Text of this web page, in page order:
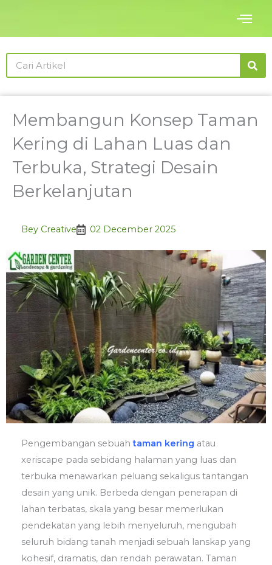
content
Search
Membangun Konsep Taman
Kering di Lahan Luas dan
Terbuka, Strategi Desain
Berkelanjutan
Bey Creative 02 December 2025
Pengembangan sebuahtaman kering atau
xeriscape pada sebidang halaman yang luas dan
terbuka menawarkan peluang sekaligus tantangan
desain yang unik. Berbeda dengan penerapan di
lahan terbatas, skala yang besar memerlukan
pendekatan yang lebih menyeluruh, mengubah
seluruh bidang tanah menjadi sebuah lanskap yang
kohesif, dramatis, dan rendah perawatan. Taman